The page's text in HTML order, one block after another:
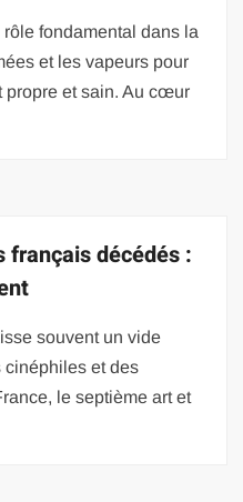
fondamental dans la
et les vapeurs pour
propre et sain. Au cœur
français décédés :
souvent un vide
et des
le septième art et